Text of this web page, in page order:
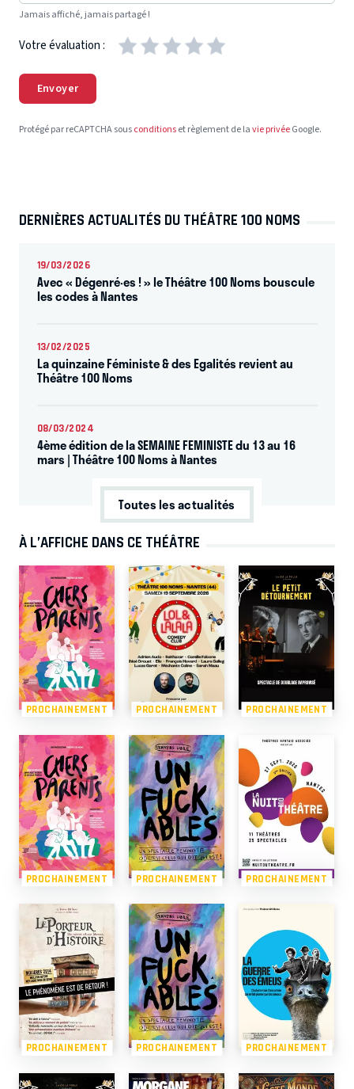
Jamais affiché, jamais partagé !
Votre évaluation :
Envoyer
Protégé par reCAPTCHA sousconditionset règlement de lavie privéeGoogle.
DERNIÈRES ACTUALITÉS DU THÉÂTRE 100 NOMS
19/03/2026
Avec « Dégenré·es ! » le Théâtre 100 Noms bouscule
les codes à Nantes
13/02/2025
La quinzaine Féministe & des Egalités revient au
Théâtre 100 Noms
08/03/2024
4ème édition de la SEMAINE FEMINISTE du 13 au 16
mars | Théâtre 100 Noms à Nantes
Toutes les actualités
À L’AFFICHE DANS CE THÉÂTRE
PROCHAINEMENT PROCHAINEMENT PROCHAINEMENT
PROCHAINEMENT PROCHAINEMENT PROCHAINEMENT
PROCHAINEMENT PROCHAINEMENT PROCHAINEMENT